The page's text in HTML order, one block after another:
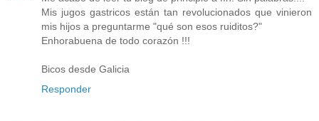
Mis jugos gastricos están tan revolucionados que vinieron
mis hijos a preguntarme "qué son esos ruiditos?"
Enhorabuena de todo corazón !!!
Bicos desde Galicia
Responder